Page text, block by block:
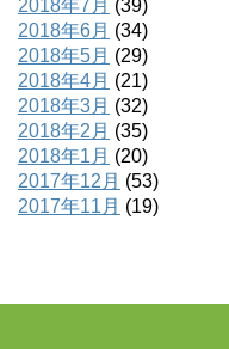
2018年7月 (39)
2018年6月 (34)
2018年5月 (29)
2018年4月 (21)
2018年3月 (32)
2018年2月 (35)
2018年1月 (20)
2017年12月 (53)
2017年11月 (19)